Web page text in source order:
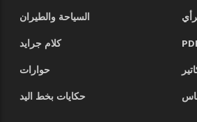
السياحة والطيران
كلام جرايد
حوارات
حكايات بخط اليد